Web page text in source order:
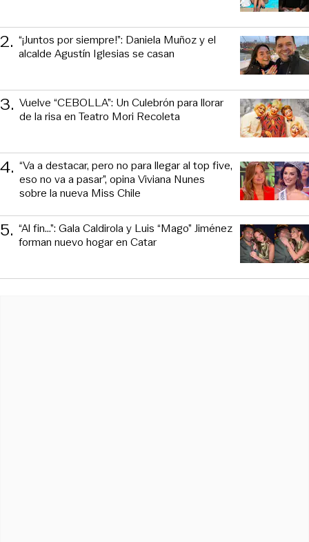
2. “¡Juntos por siempre!”: Daniela Muñoz y el
alcalde Agustín Iglesias se casan
3. Vuelve “CEBOLLA”: Un Culebrón para llorar
de la risa en Teatro Mori Recoleta
4. “Va a destacar, pero no para llegar al top five,
eso no va a pasar”, opina Viviana Nunes
sobre la nueva Miss Chile
5. “Al fin…”: Gala Caldirola y Luis “Mago” Jiménez
forman nuevo hogar en Catar